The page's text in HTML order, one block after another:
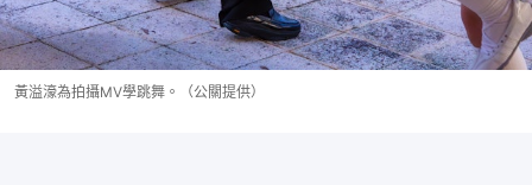
黃溢濠為拍攝MV學跳舞。（公關提供）